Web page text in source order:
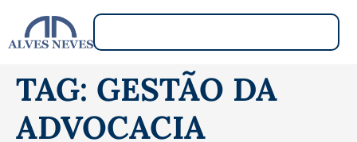
TAG: GESTÃO DA
ADVOCACIA